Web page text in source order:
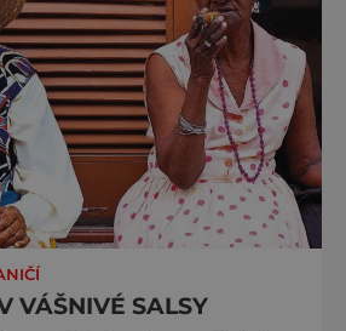
VÁŠNIVÉ SALSY